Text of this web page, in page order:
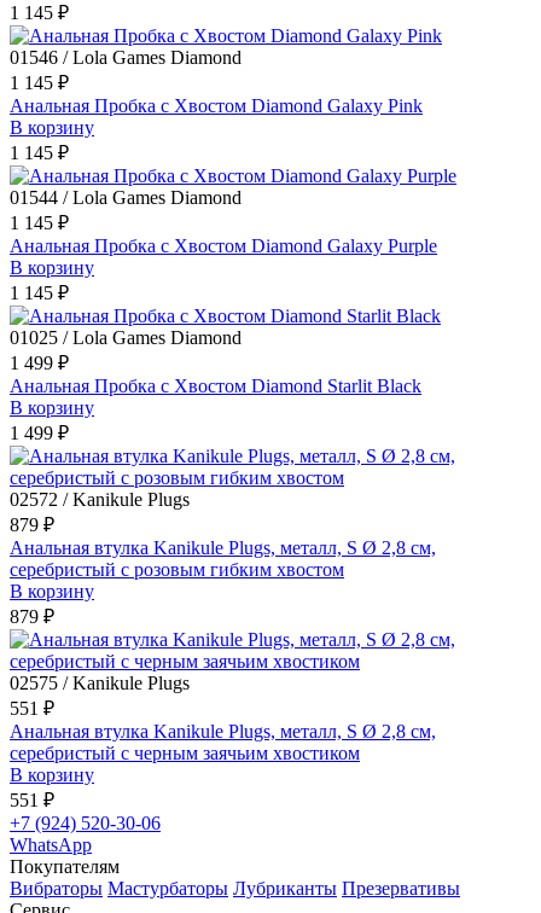
1 145 ₽
01546 / Lola Games Diamond
1 145 ₽
Анальная Пробка с Хвостом Diamond Galaxy Pink
В корзину
1 145 ₽
01544 / Lola Games Diamond
1 145 ₽
Анальная Пробка с Хвостом Diamond Galaxy Purple
В корзину
1 145 ₽
01025 / Lola Games Diamond
1 499 ₽
Анальная Пробка с Хвостом Diamond Starlit Black
В корзину
1 499 ₽
02572 / Kanikule Plugs
879 ₽
Анальная втулка Kanikule Plugs, металл, S Ø 2,8 см,
серебристый с розовым гибким хвостом
В корзину
879 ₽
02575 / Kanikule Plugs
551 ₽
Анальная втулка Kanikule Plugs, металл, S Ø 2,8 см,
серебристый с черным заячьим хвостиком
В корзину
551 ₽
+7 (924) 520-30-06
WhatsApp
Покупателям
Вибраторы Мастурбаторы Лубриканты Презервативы